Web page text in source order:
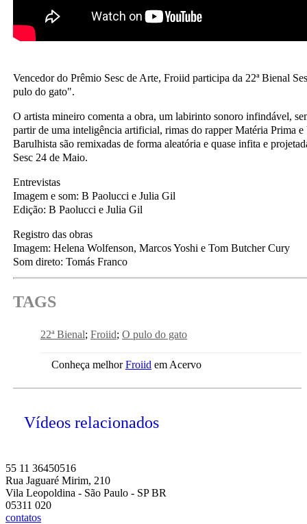
Vencedor do Prêmio Sesc de Arte, Froiid participa da 22ª Bienal
pulo do gato".
O artista mineiro comenta a obra, um labirinto sonoro infindável,
partir de uma inteligência artificial, rimas do rapper Matéria Prima e
Barulhista são remixadas de forma aleatória e quase infita e
Sesc 24 de Maio.
Entrevistas
Imagem e som: B Paolucci e Julia Gil
Edição: B Paolucci e Julia Gil
Registro das obras
Imagem: Helena Wolfenson, Marcos Yoshi e Tom Butcher Cury
Som direto: Tomás Franco
TAGS
22ª Bienal Froiid O pulo do gato
Conheça melhorFroiid em Acervo
Vídeos relacionados
55 11 36450516
Rua Jaguaré Mirim, 210
Vila Leopoldina - São Paulo - SP BR
05311 020
contatos